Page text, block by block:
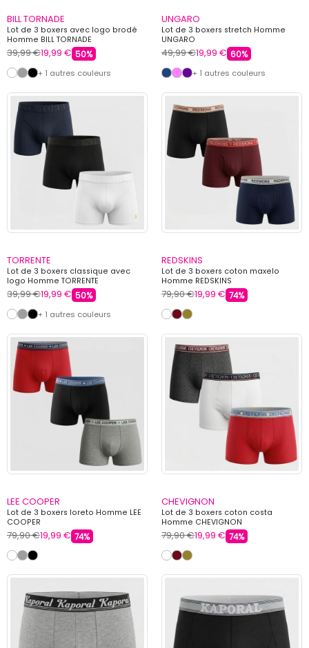
BILL TORNADE
Lot de 3 boxers avec logo brodé
Homme BILL TORNADE
39,99 €19,99 € 50%
+ 1 autres couleurs
UNGARO
Lot de 3 boxers stretch Homme
UNGARO
49,99 €19,99 € 60%
+ 1 autres couleurs
TORRENTE
Lot de 3 boxers classique avec
logo Homme TORRENTE
39,99 €19,99 € 50%
+ 1 autres couleurs
REDSKINS
Lot de 3 boxers coton maxelo
Homme REDSKINS
79,90 €19,99 € 74%
LEE COOPER
Lot de 3 boxers loreto Homme LEE
COOPER
79,90 €19,99 € 74%
CHEVIGNON
Lot de 3 boxers coton costa
Homme CHEVIGNON
79,90 €19,99 € 74%